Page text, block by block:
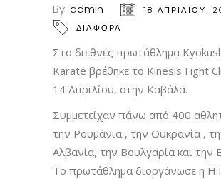
By: admin
18 ΑΠΡΙΛΊΟΥ,
ΔΙΑΦΟΡΑ
Στο διεθνές πρωτάθλημα
Karate βρέθηκε το Kinesis Fight
14 Απριλίου, στην Καβάλα.
Συμμετείχαν πάνω από 400
την Ρουμάνια , την Ουκρανία ,
Αλβανία, την Βουλγαρία και την
Το πρωτάθλημα διοργάνωσε η